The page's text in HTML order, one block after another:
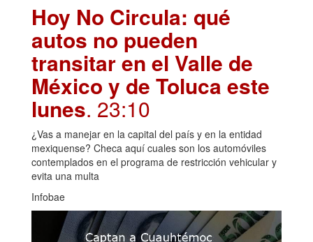
Hoy No Circula: qué
autos no pueden
transitar en el Valle de
México y de Toluca este
lunes. 23:10
¿Vas a manejar en la capital del país y en la entidad
mexiquense? Checa aquí cuales son los automóviles
contemplados en el programa de restricción vehicular y
evita una multa
Infobae